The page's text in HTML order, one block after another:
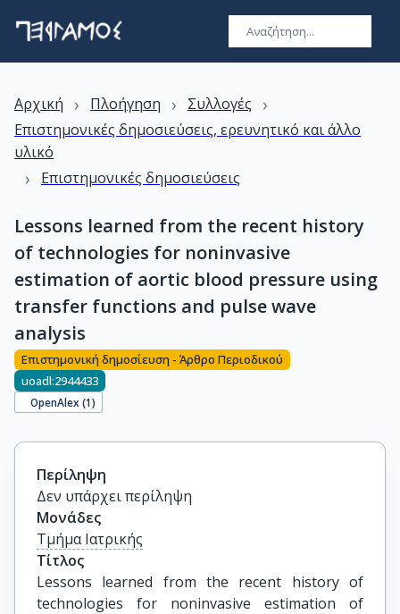
Αρχική › Πλοήγηση › Συλλογές ›
Επιστημονικές δημοσιεύσεις, ερευνητικό και άλλο
υλικό
› Επιστημονικές δημοσιεύσεις
Lessons learned from the recent history
of technologies for noninvasive
estimation of aortic blood pressure using
transfer functions and pulse wave
analysis
Επιστημονική δημοσίευση - Άρθρο Περιοδικού
uoadl:2944433
OpenAlex (1)
Περίληψη
Δεν υπάρχει περίληψη
Μονάδες
Τμήμα Ιατρικής
Τίτλος
Lessons learned from the recent history of
technologies for noninvasive estimation of